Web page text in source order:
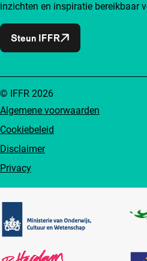
inzichten en inspiratie bereikbaar
Steun IFFR
Algemene voorwaarden
Cookiebeleid
Disclaimer
Privacy
© IFFR 2026